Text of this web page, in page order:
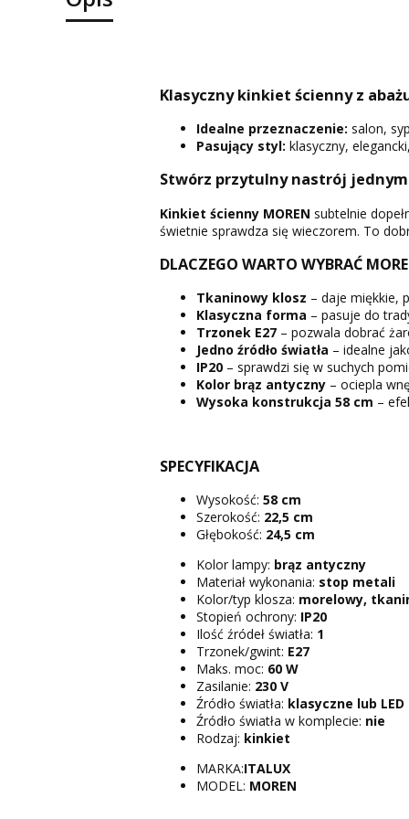
Klasyczny kinkiet ścienny z
Idealne przeznaczenie: salon,
Pasujący styl: klasyczny,
Stwórz przytulny nastrój jednym
Kinkiet ścienny MOREN subtelnie
świetnie sprawdza się wieczorem. To
DLACZEGO WARTO WYBRAĆ
Tkaninowy klosz – daje miękkie,
Klasyczna forma – pasuje do
Trzonek E27– pozwala dobrać
Jedno źródło światła – idealne
IP20– sprawdzi się w suchych
Kolor brąz antyczny– ociepla
Wysoka konstrukcja 58 cm –
SPECYFIKACJA
Wysokość: 58 cm
Szerokość: 22,5 cm
Głębokość: 24,5 cm
Kolor lampy: brąz antyczny
Materiał wykonania: stop metali
Kolor/typ klosza: morelowy,
Stopień ochrony: IP20
Ilość źródeł światła: 1
Trzonek/gwint: E27
Maks. moc: 60 W
Zasilanie: 230 V
Źródło światła: klasyczne lub LED
Źródło światła w komplecie: nie
Rodzaj: kinkiet
MARKA:ITALUX
MODEL: MOREN